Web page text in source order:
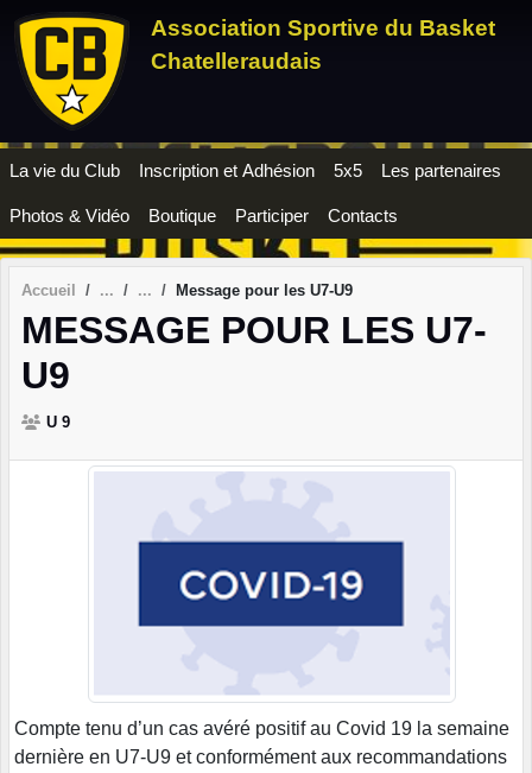
Association Sportive du Basket
Chatelleraudais
La vie du Club Inscription et Adhésion 5x5 Les partenaires
Photos & Vidéo Boutique Participer Contacts
Accueil Message pour les U7-U9
MESSAGE POUR LES U7-
U9
U 9
Compte tenu d’un cas avéré positif au Covid 19 la semaine
dernière en U7-U9 et conformément aux recommandations
Panneau de gestion des cookies